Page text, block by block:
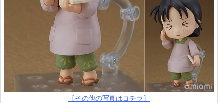
【その他の写真はコチラ】